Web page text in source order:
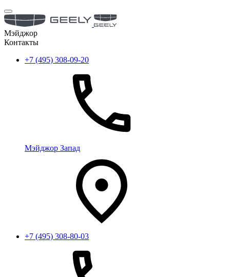
Мэйджор
Контакты
+7 (495) 308-09-20
Мэйджор Запад
+7 (495) 308-80-03